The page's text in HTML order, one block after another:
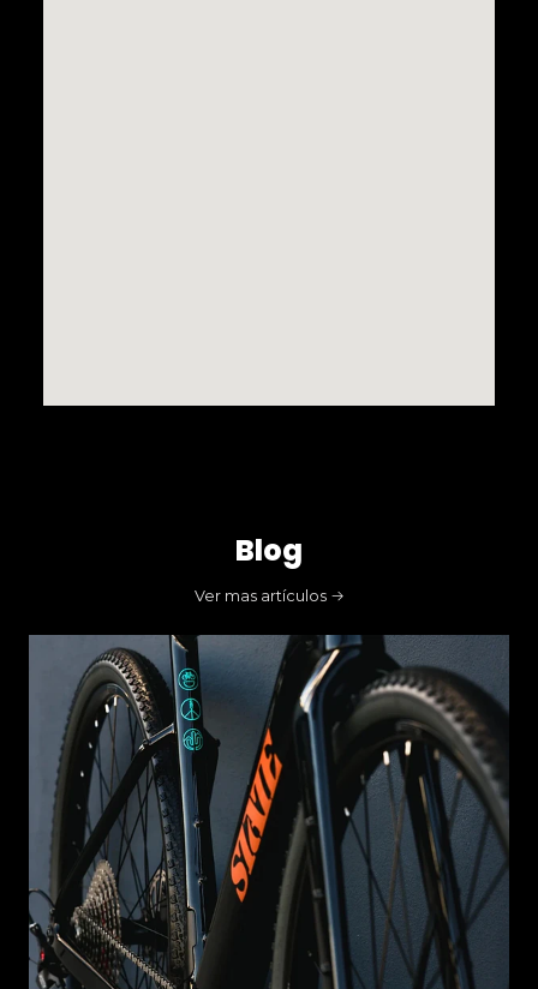
Blog
Ver mas artículos